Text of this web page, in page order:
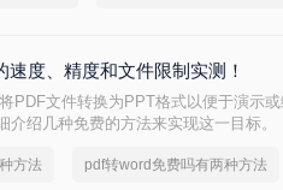
度、精度和文件限制实测！
PDF文件转换为PPT格式以便于演示
绍几种免费的方法来实现这一目标。
方法 pdf转word免费吗有两种方法